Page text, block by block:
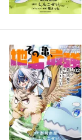
ポイント